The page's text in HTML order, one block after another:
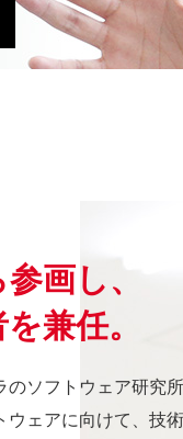
画し、
兼任。
ソフトウェア研究
ェアに向けて、技